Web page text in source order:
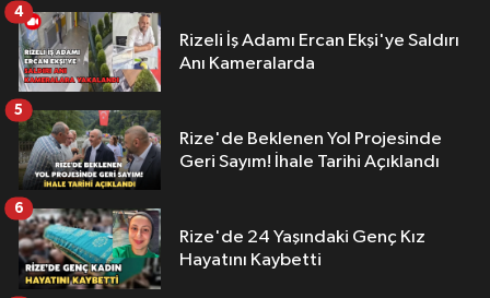
Rizeli İş Adamı Ercan Ekşi'ye Saldırı
Anı Kameralarda
4
Rize'de Beklenen Yol Projesinde
Geri Sayım! İhale Tarihi Açıklandı
5
Rize'de 24 Yaşındaki Genç Kız
Hayatını Kaybetti
6